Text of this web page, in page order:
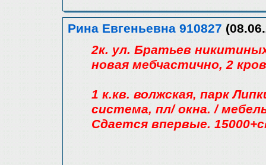
Рина Евгеньевна 910827
2к. ул. Братьев
новая мебчастично, 2
1 к.кв. волжская, парк
система, пл/ окна. /
Сдается впервые.